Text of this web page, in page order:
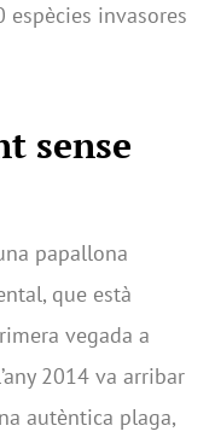
invasores
sense
papallona
que està
vegada a
2014 va arribar
autèntica plaga,